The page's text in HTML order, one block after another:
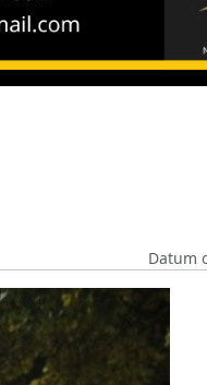
Datum